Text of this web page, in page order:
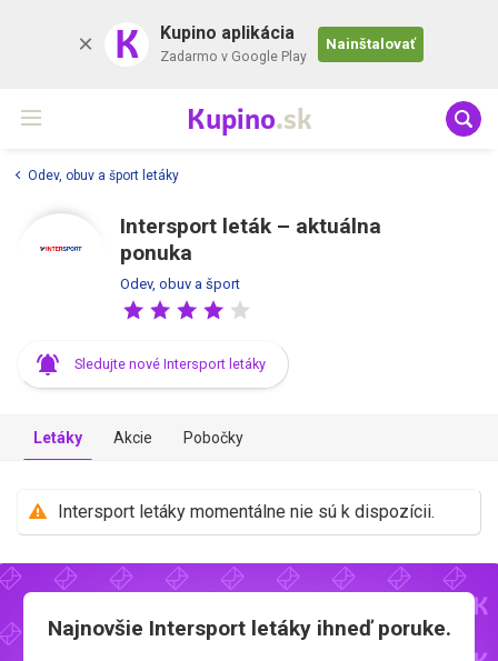
K Kupino aplikácia
Zadarmo v Google Play
Nainštalovať
Kupino.sk
Odev, obuv a šport letáky
Intersport leták – aktuálna
ponuka
Odev, obuv a šport
Sledujte nové Intersport letáky
Letáky Akcie Pobočky
Intersport letáky momentálne nie sú k dispozícii.
Najnovšie Intersport letákyihneď poruke.